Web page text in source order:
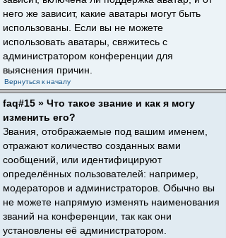
него же зависит, какие аватары могут быть
использованы. Если вы не можете
использовать аватары, свяжитесь с
администратором конференции для
выяснения причин.
Вернуться к началу
faq#15 » Что такое звание и как я могу
изменить его?
Звания, отображаемые под вашим именем,
отражают количество созданных вами
сообщений, или идентифицируют
определённых пользователей: например,
модераторов и администраторов. Обычно вы
не можете напрямую изменять наименования
званий на конференции, так как они
установлены её администратором.